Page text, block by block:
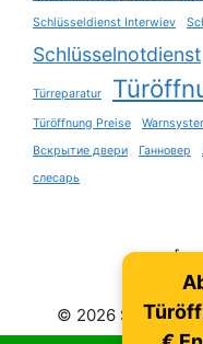
Schlüsseldienst Interwiev
Schlüsselnotdienst
Türreparatur
Türöffnung Preise
Вскрытие двери Ганновер
слесарь
© 2026